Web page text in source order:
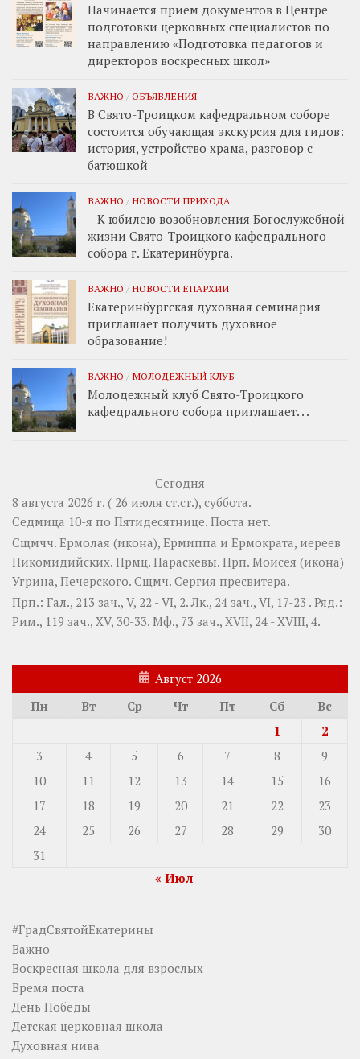
Начинается прием документов в Центре
подготовки церковных специалистов по
направлению «Подготовка педагогов и
директоров воскресных школ»
ВАЖНО / ОБЪЯВЛЕНИЯ
В Свято-Троицком кафедральном соборе
состоится обучающая экскурсия для гидов:
история, устройство храма, разговор с
батюшкой
ВАЖНО / НОВОСТИ ПРИХОДА
К юбилею возобновления Богослужебной
жизни Свято-Троицкого кафедрального
собора г. Екатеринбурга.
ВАЖНО / НОВОСТИ ЕПАРХИИ
Екатеринбургская духовная семинария
приглашает получить духовное
образование!
ВАЖНО / МОЛОДЕЖНЫЙ КЛУБ
Молодежный клуб Свято-Троицкого
кафедрального собора приглашает. . .
Сегодня
8 августа 2026 г. ( 26 июля ст.ст.), суббота.
Седмица 10-я по Пятидесятнице. Поста нет.
Сщмчч. Ермолая (икона), Ермиппа и Ермократа, иереев
Никомидийских. Прмц. Параскевы. Прп. Моисея (икона)
Угрина, Печерского. Сщмч. Сергия пресвитера.
Прп.: Гал., 213 зач., V, 22 - VI, 2. Лк., 24 зач., VI, 17-23 . Ряд.:
Рим., 119 зач., XV, 30-33. Мф., 73 зач., XVII, 24 - XVIII, 4.
Август 2026
Пн
Вт Ср Чт Пт Сб
Вс
1
2
3
4 5 6 7 8
9
10
11 12 13 14 15
16
17
18 19 20 21 22
23
24
25 26 27 28 29
30
31
« Июл
#ГрадСвятойЕкатерины
Важно
Воскресная школа для взрослых
Время поста
День Победы
Детская церковная школа
Духовная нива